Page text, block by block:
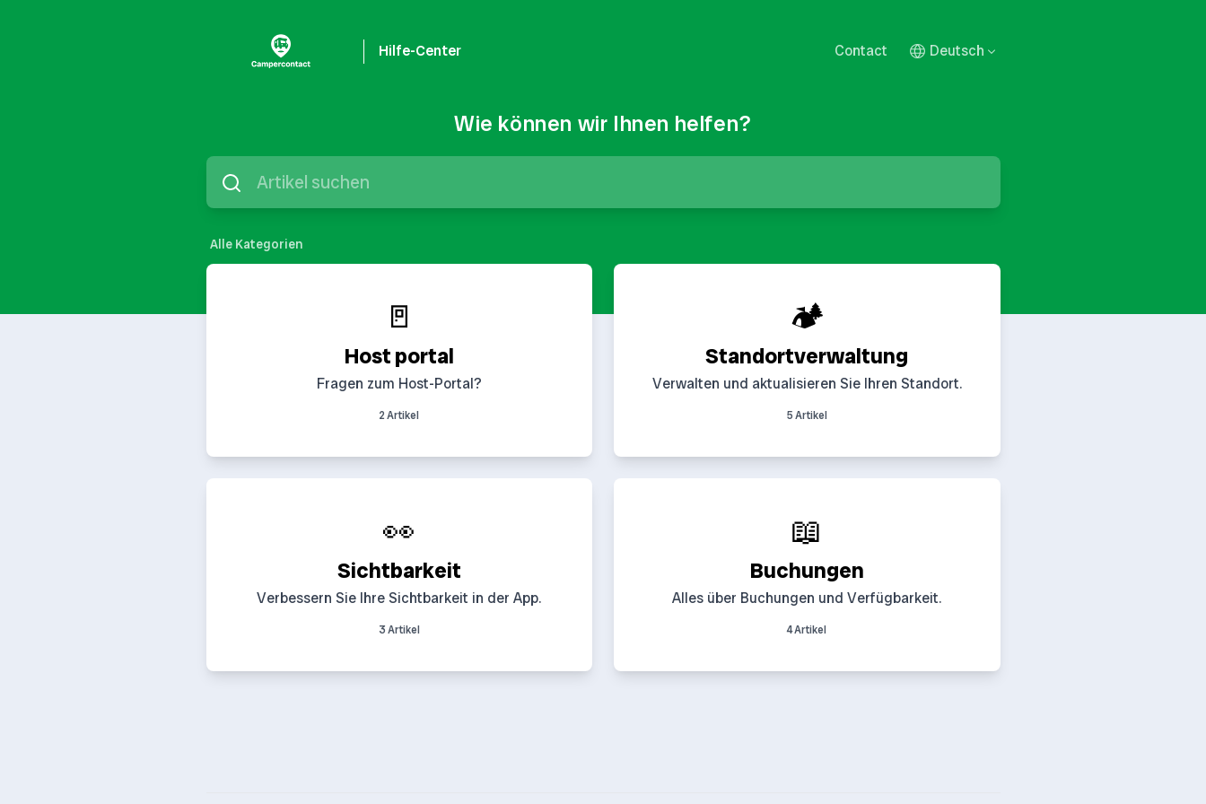
Hilfe-Center Contact Deutsch
Wie können wir Ihnen helfen?
Alle Kategorien
🚪
Host portal
Fragen zum Host-Portal?
2 Artikel
🏕️
Standortverwaltung
Verwalten und aktualisieren Sie Ihren Standort.
5 Artikel
👀
Sichtbarkeit
Verbessern Sie Ihre Sichtbarkeit in der App.
3 Artikel
📖
Buchungen
Alles über Buchungen und Verfügbarkeit.
4 Artikel